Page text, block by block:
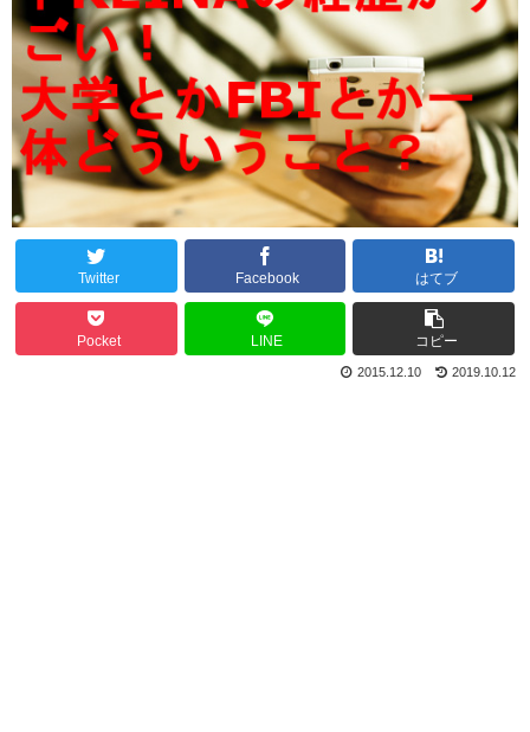
Twitter Facebook はてブ
Pocket LINE コピー
2019.10.12
2015.12.10